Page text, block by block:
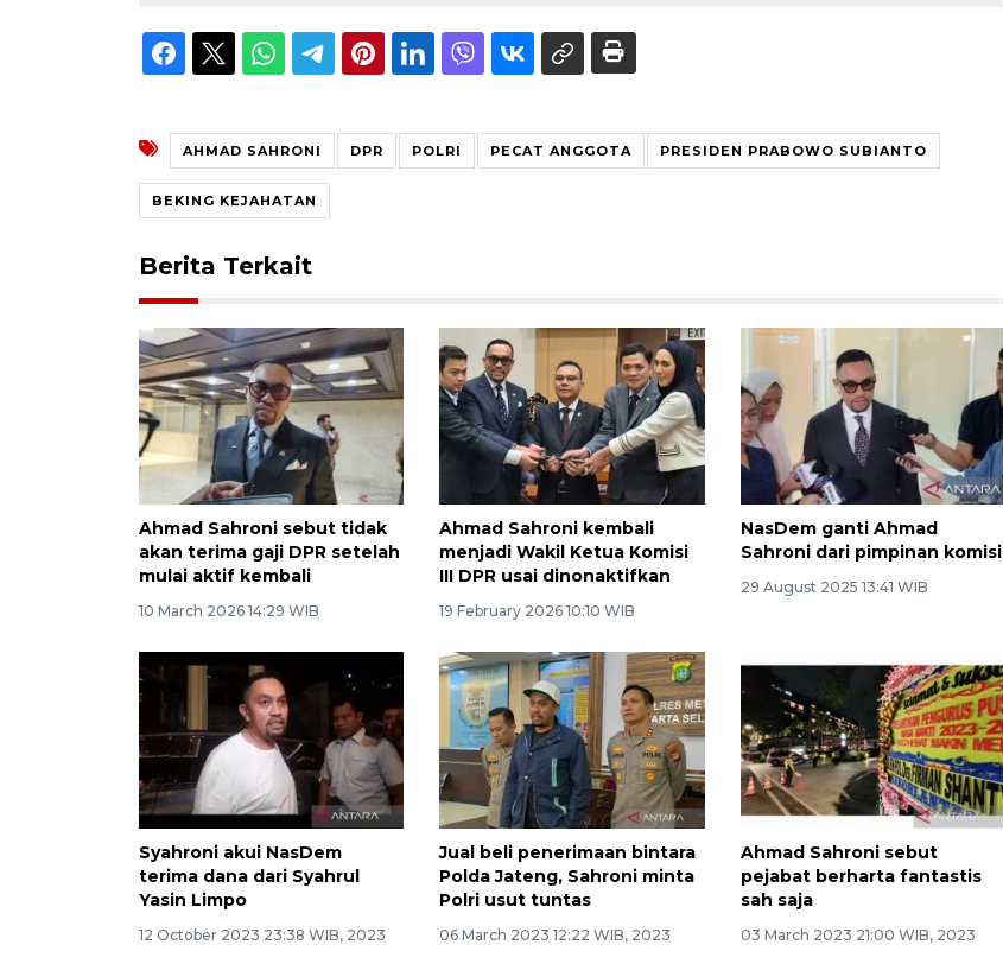
AHMAD SAHRONI DPR POLRI PECAT ANGGOTA PRESIDEN PRABOWO SUBIANTO
BEKING KEJAHATAN
Berita Terkait
Ahmad Sahroni sebut tidak
akan terima gaji DPR setelah
mulai aktif kembali
10 March 2026 14:29 WIB
Ahmad Sahroni kembali
menjadi Wakil Ketua Komisi
III DPR usai dinonaktifkan
19 February 2026 10:10 WIB
NasDem ganti Ahmad
Sahroni dari pimpinan komisi
29 August 2025 13:41 WIB
Syahroni akui NasDem
terima dana dari Syahrul
Yasin Limpo
12 October 2023 23:38 WIB, 2023
Jual beli penerimaan bintara
Polda Jateng, Sahroni minta
Polri usut tuntas
06 March 2023 12:22 WIB, 2023
Ahmad Sahroni sebut
pejabat berharta fantastis
sah saja
03 March 2023 21:00 WIB, 2023